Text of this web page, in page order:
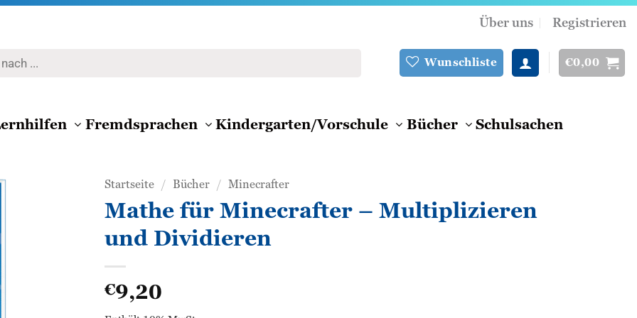
Über uns
Registrieren
Wunschliste €0,00
Fremdsprachen Kindergarten/Vorschule Bücher Schulsachen
Startseite / Bücher / Minecrafter
Mathe für Minecrafter – Multiplizieren
und Dividieren
€9,20